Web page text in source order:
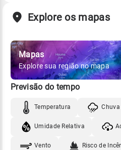
Explore os mapas
Mapas
Explore sua região no mapa
Previsão do tempo
Temperatura Chuva
Umidade Relativa
Vento Risco de